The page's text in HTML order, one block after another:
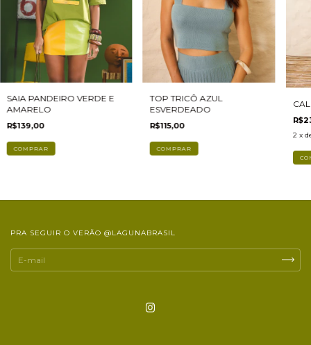
SAIA PANDEIRO VERDE E
AMARELO
R$139,00
COMPRAR
TOP TRICÔ AZUL
ESVERDEADO
R$115,00
COMPRAR
2 x
PRA SEGUIR O VERÃO @LAGUNABRASIL